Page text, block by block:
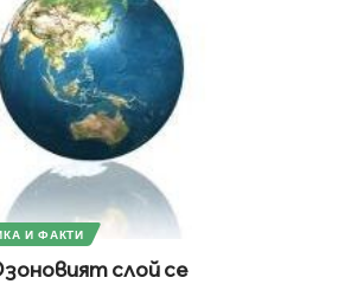
И ФАКТИ
слой се